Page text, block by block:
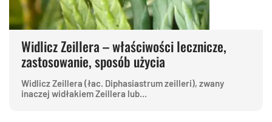
Widlicz Zeillera – właściwości lecznicze,
zastosowanie, sposób użycia
Widlicz Zeillera (łac. Diphasiastrum zeilleri), zwany
inaczej widłakiem Zeillera lub...